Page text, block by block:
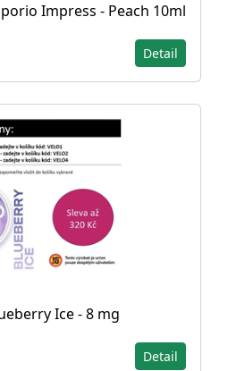
Impress - Peach 10ml
Detail
Ice - 8 mg
Detail